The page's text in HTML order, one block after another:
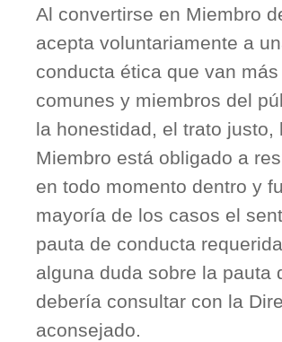
Al convertirse en Miembro
acepta voluntariamente a
conducta ética que van
comunes y miembros del
la honestidad, el trato
Miembro está obligado a
en todo momento dentro y
mayoría de los casos el
pauta de conducta
alguna duda sobre la pauta
debería consultar con la
aconsejado.